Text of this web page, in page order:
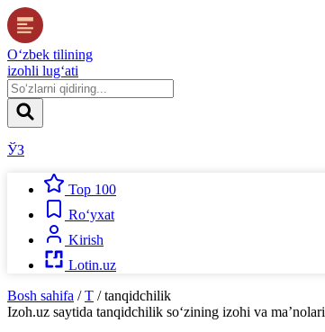
O‘zbek tilining
izohli lug‘ati
ЎЗ
Top 100
Ro‘yxat
Kirish
Lotin.uz
Bosh sahifa / T / tanqidchilik
Izoh.uz saytida tanqidchilik so‘zining izohi va ma’nolari